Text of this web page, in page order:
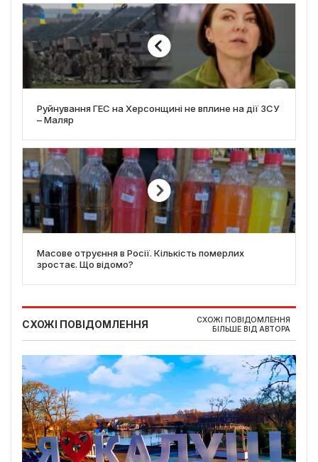
Руйнування ГЕС на Херсонщині не вплине на дії ЗСУ
– Маляр
Масове отруєння в Росії. Кількість померлих
зростає. Що відомо?
СХОЖІ ПОВІДОМЛЕННЯ
СХОЖІ ПОВІДОМЛЕННЯ
БІЛЬШЕ ВІД АВТОРА